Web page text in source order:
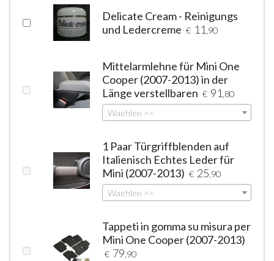
Delicate Cream - Reinigungs
und Ledercreme € 11 ,90
Mittelarmlehne für Mini One
Cooper (2007-2013) in der
Länge verstellbaren € 91 ,80
Waehlen >>
1 Paar Türgriffblenden auf
Italienisch Echtes Leder für
Mini (2007-2013) € 25 ,90
Waehlen >>
Tappeti in gomma su misura per
Mini One Cooper (2007-2013)
€ 79 ,90